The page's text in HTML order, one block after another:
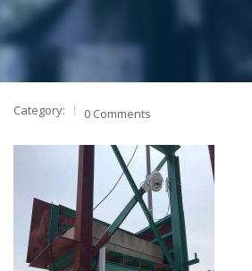
工程個案
聯絡我們
Category: 0 Comments